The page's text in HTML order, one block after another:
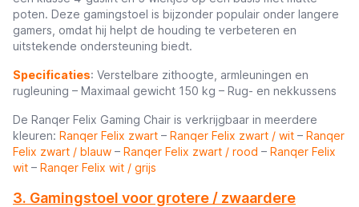
poten. Deze gamingstoel is bijzonder populair onder langere
gamers, omdat hij helpt de houding te verbeteren en
uitstekende ondersteuning biedt.
Specificaties: Verstelbare zithoogte, armleuningen en
rugleuning – Maximaal gewicht 150 kg – Rug- en nekkussens
De Ranqer Felix Gaming Chair is verkrijgbaar in meerdere
kleuren: Ranqer Felix zwart – Ranqer Felix zwart / wit – Ranqer
Felix zwart / blauw – Ranqer Felix zwart / rood – Ranqer Felix
wit – Ranqer Felix wit / grijs
3. Gamingstoel voor grotere / zwaardere